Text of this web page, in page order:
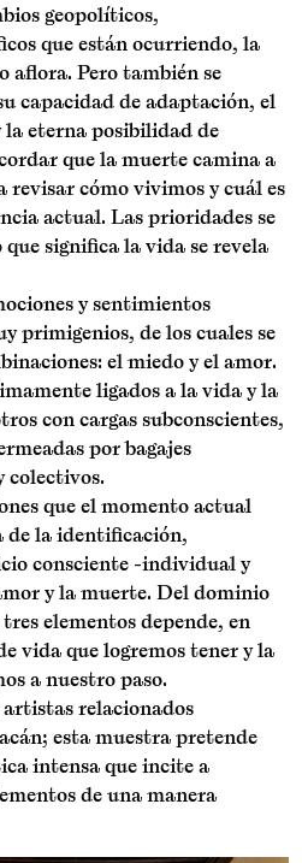
geopolíticos,
que están ocurriendo, la
aflora. Pero también se
capacidad de adaptación, el
eterna posibilidad de
que la muerte camina a
revisar cómo vivimos y cuál es
actual. Las prioridades se
significa la vida se revela
y sentimientos
primigenios, de los cuales se
el miedo y el amor.
ligados a la vida y la
con cargas subconscientes,
por bagajes
colectivos.
que el momento actual
de la identificación,
consciente -individual y
y la muerte. Del dominio
elementos depende, en
vida que logremos tener y la
a nuestro paso.
relacionados
esta muestra pretende
intensa que incite a
de una manera